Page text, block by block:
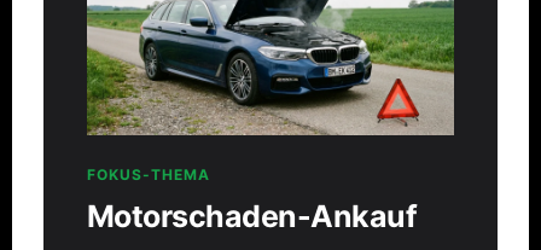
FOKUS-THEMA
Motorschaden-Ankauf